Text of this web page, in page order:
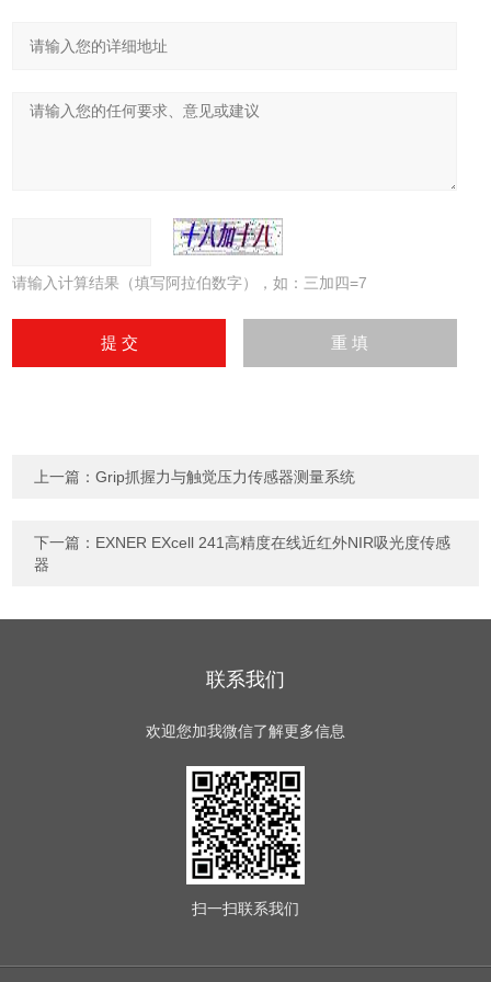
请输入计算结果（填写阿拉伯数字），如：三加四=7
上一篇：Grip抓握力与触觉压力传感器测量系统
下一篇： EXNER EXcell 241高精度在线近红外NIR吸光度传感
器
联系我们
欢迎您加我微信了解更多信息
扫一扫联系我们